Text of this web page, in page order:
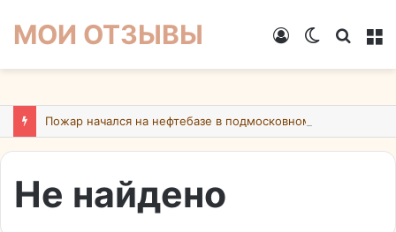
МОИ ОТЗЫВЫ
Switch
Войти
Не найдено